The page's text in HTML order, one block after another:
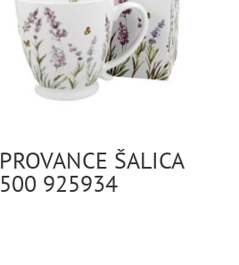
PROVANCE ŠALICA
500 925934